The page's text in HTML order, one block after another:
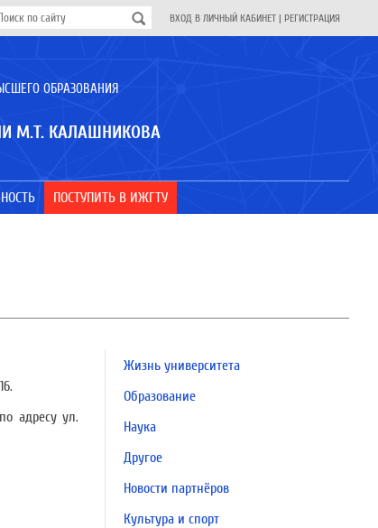
ВХОД В ЛИЧНЫЙ КАБИНЕТ | РЕГИСТРАЦИЯ
ОБРАЗОВАНИЯ
М.Т. КАЛАШНИКОВА
ПОСТУПИТЬ В ИЖГТУ
адресу ул.
Жизнь университета
Образование
Наука
Другое
Новости партнёров
Культура и спорт